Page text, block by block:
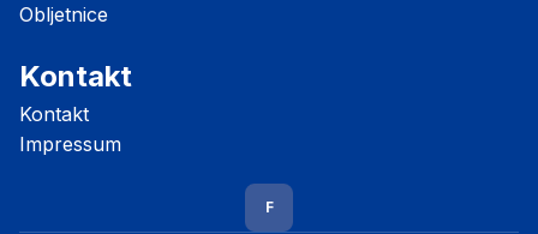
Obljetnice
Kontakt
Kontakt
Impressum
F